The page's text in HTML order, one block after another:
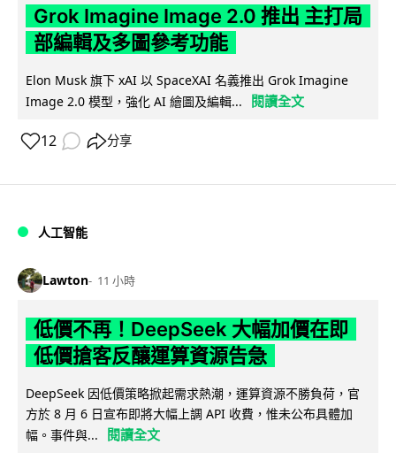
Grok Imagine Image 2.0 推出 主打局
部編輯及多圖參考功能
Elon Musk 旗下 xAI 以 SpaceXAI 名義推出 Grok Imagine
Image 2.0 模型，強化 AI 繪圖及編輯...
閱讀全文
12 分享
人工智能
Lawton 11 小時
低價不再！DeepSeek 大幅加價在即
低價搶客反釀運算資源告急
DeepSeek 因低價策略掀起需求熱潮，運算資源不勝負荷，官
方於 8 月 6 日宣布即將大幅上調 API 收費，惟未公布具體加
幅。事件與...
閱讀全文